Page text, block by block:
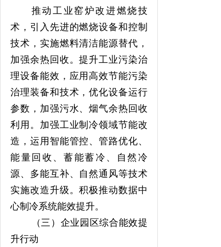
推动工业窑炉改进燃烧技
术，引入先进的燃烧设备和控制
技术，实施燃料清洁能源替代，
加强余热回收。提升工业污染治
理设备能效，应用高效节能污染
治理装备和技术，优化设备运行
参数，加强污水、烟气余热回收
利用。加强工业制冷领域节能改
造，运用智能管控、管路优化、
能量回收、蓄能蓄冷、自然冷
源、多能互补、自然通风等技术
实施改造升级。积极推动数据中
心制冷系统能效提升。
（三）企业园区综合能效提
升行动